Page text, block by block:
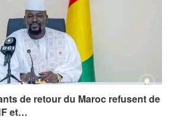
de retour du Maroc refusent de
et…